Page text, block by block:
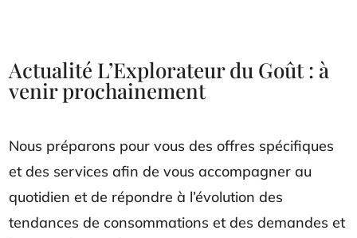
Actualité L’Explorateur du Goût : à
venir prochainement
Nous préparons pour vous des offres spécifiques
et des services afin de vous accompagner au
quotidien et de répondre à l’évolution des
tendances de consommations et des demandes et